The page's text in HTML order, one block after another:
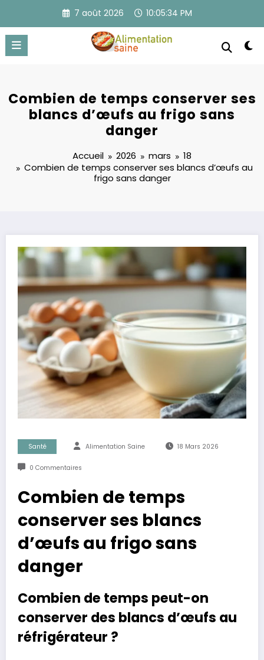
contenu
7 août 2026 10:05:34 PM
Combien de temps conserver ses
blancs d’œufs au frigo sans
danger
Accueil 2026 mars
18
Combien de temps conserver ses blancs d’œufs au
frigo sans danger
Santé Alimentation Saine 18 Mars 2026
0 Commentaires
Combien de temps
conserver ses blancs
d’œufs au frigo sans
danger
Combien de temps peut-on
conserver des blancs d’œufs au
réfrigérateur ?